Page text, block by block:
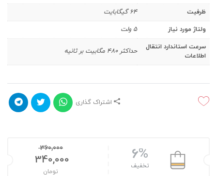
ظرفیت
64 گیگابایت
ولتاژ مورد نیاز
5 ولت
سرعت استاندارد انتقال
اطلاعات
حداکثر 480 مگابیت بر ثانیه
اشتراک گذاری
6%
تخفیف
360,000
340,000
تومان